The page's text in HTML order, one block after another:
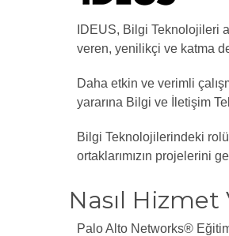
IDEUS, Bilgi Teknolojileri
veren, yenilikçi ve katma
Daha etkin ve verimli
yararına Bilgi ve İletişim
Bilgi Teknolojilerindeki
ortaklarımızın projelerini
Nasıl Hizmet
Palo Alto Networks®